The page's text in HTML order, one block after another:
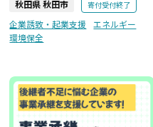
秋田県 秋田市 寄付受付終了
企業誘致・起業支援
エネルギー
環境保全